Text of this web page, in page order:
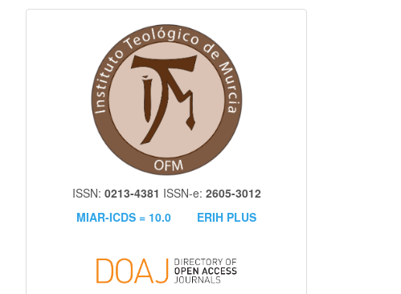
ISSN: 0213-4381 ISSN-e: 2605-3012
MIAR-ICDS = 10.0
ERIH PLUS